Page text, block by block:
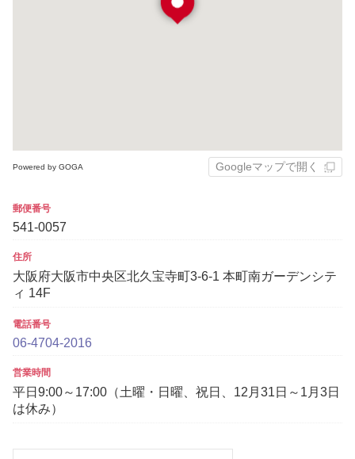
Powered by GOGA Googleマップで開く
郵便番号
541-0057
住所
大阪府大阪市中央区北久宝寺町3-6-1 本町南ガーデンシテ
ィ 14F
電話番号
06-4704-2016
営業時間
平日9:00～17:00（土曜・日曜、祝日、12月31日～1月3日
は休み）